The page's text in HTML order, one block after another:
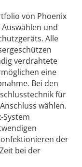
von Phoenix
und
Alle
verdrahtete
eine
Bei den
für
wählen.
System
der
bei der